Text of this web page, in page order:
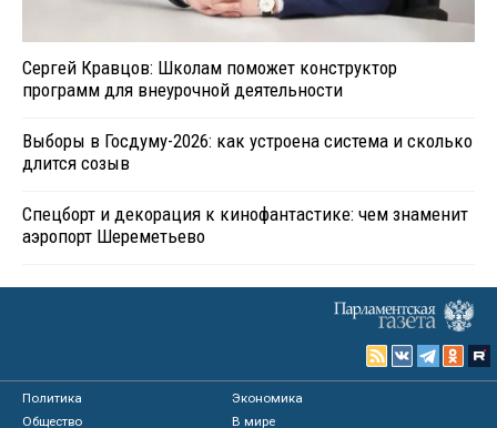
Сергей Кравцов: Школам поможет конструктор
программ для внеурочной деятельности
Выборы в Госдуму-2026: как устроена система и сколько
длится созыв
Спецборт и декорация к кинофантастике: чем знаменит
аэропорт Шереметьево
Политика
Экономика
Общество
В мире